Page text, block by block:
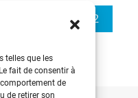
telles que les
fait de consentir à
de
de retirer son
REE 2015-2